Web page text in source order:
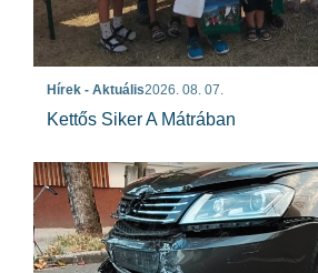
Hírek - Aktuális2026. 08. 07.
Kettős Siker A Mátrában